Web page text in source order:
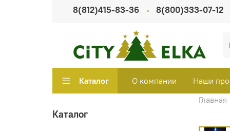
8(812)415-83-36 8(800)333-07-12
Каталог О компании Наши
Главная
Каталог